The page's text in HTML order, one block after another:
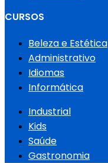
CURSOS
Beleza e Estética
Administrativo
Idiomas
Informática
Industrial
Kids
Saúde
Gastronomia